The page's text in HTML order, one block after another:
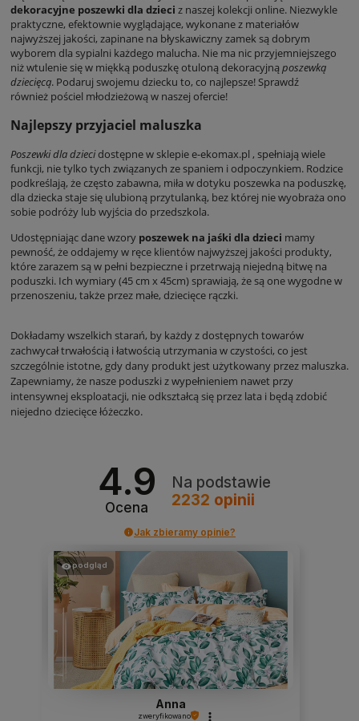
dekoracyjne poszewki dla dzieci z naszej kolekcji online. Niezwykle
praktyczne, efektownie wyglądające, wykonane z materiałów
najwyższej jakości, zapinane na błyskawiczny zamek są dobrym
wyborem dla sypialni każdego malucha. Nie ma nic przyjemniejszego
niż wtulenie się w miękką poduszkę otuloną dekoracyjną poszewką
dziecięcą. Podaruj swojemu dziecku to, co najlepsze! Sprawdź
również pościel młodzieżową w naszej ofercie!
Najlepszy przyjaciel maluszka
Poszewki dla dziecidostępne w sklepie e-ekomax.pl , spełniają wiele
funkcji, nie tylko tych związanych ze spaniem i odpoczynkiem. Rodzice
podkreślają, że często zabawna, miła w dotyku poszewka na poduszkę,
dla dziecka staje się ulubioną przytulanką, bez której nie wyobraża ono
sobie podróży lub wyjścia do przedszkola.
Udostępniając dane wzory poszewek na jaśki dla dzieci mamy
pewność, że oddajemy w ręce klientów najwyższej jakości produkty,
które zarazem są w pełni bezpieczne i przetrwają niejedną bitwę na
poduszki. Ich wymiary (45 cm x 45cm) sprawiają, że są one wygodne w
przenoszeniu, także przez małe, dziecięce rączki.
Dokładamy wszelkich starań, by każdy z dostępnych towarów
zachwycał trwałością i łatwością utrzymania w czystości, co jest
szczególnie istotne, gdy dany produkt jest użytkowany przez maluszka.
Zapewniamy, że nasze poduszki z wypełnieniem nawet przy
intensywnej eksploatacji, nie odkształcą się przez lata i będą zdobić
niejedno dziecięce łóżeczko.
4.9
Ocena
Na podstawie
2232 opinii
Jak zbieramy opinie?
podgląd
Anna
zweryfikowano